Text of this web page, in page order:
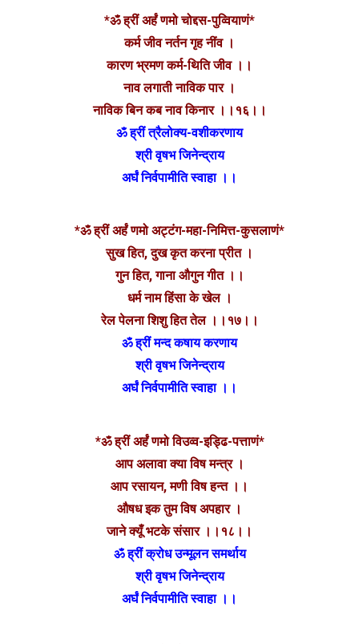
*ॐ ह्रीं अर्हं णमो चोद्दस-पुव्वियाणं*
कर्म जीव नर्तन गृह नींव ।
कारण भ्रमण कर्म-थिति जीव ।।
नाव लगाती नाविक पार ।
नाविक बिन कब नाव किनार ।।१६।।
ॐ ह्रीं त्रैलोक्य-वशीकरणाय
श्री वृषभ जिनेन्द्राय
अर्घं निर्वपामीति स्वाहा ।।
*ॐ ह्रीं अर्हं णमो अट्टंग-महा-निमित्त-कुसलाणं*
सुख हित, दुख कृत करना प्रीत ।
गुन हित, गाना औगुन गीत ।।
धर्म नाम हिंसा के खेल ।
रेल पेलना शिशु हित तेल ।।१७।।
ॐ ह्रीं मन्द कषाय करणाय
श्री वृषभ जिनेन्द्राय
अर्घं निर्वपामीति स्वाहा ।।
*ॐ ह्रीं अर्हं णमो विउव्व-इड्ढि-पत्ताणं*
आप अलावा क्या विष मन्त्र ।
आप रसायन, मणी विष हन्त ।।
औषध इक तुम विष अपहार ।
जाने क्यूँ भटके संसार ।।१८।।
ॐ ह्रीं क्रोध उन्मूलन समर्थाय
श्री वृषभ जिनेन्द्राय
अर्घं निर्वपामीति स्वाहा ।।